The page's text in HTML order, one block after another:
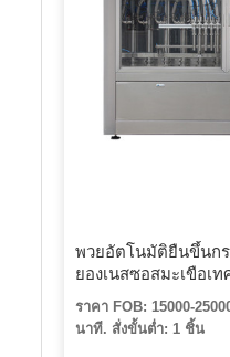
พวยอัตโนมัติยืนขึ้นกร
ยองเนสซอสมะเขือเ
ราคา FOB: 15000-
นาที. สั่งขั้นต่ำ: 1 ชิ้น